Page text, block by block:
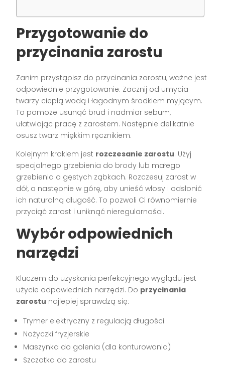
Przygotowanie do
przycinania zarostu
Zanim przystąpisz do przycinania zarostu, ważne jest
odpowiednie przygotowanie. Zacznij od umycia
twarzy ciepłą wodą i łagodnym środkiem myjącym.
To pomoże usunąć brud i nadmiar sebum,
ułatwiając pracę z zarostem. Następnie delikatnie
osusz twarz miękkim ręcznikiem.
Kolejnym krokiem jest rozczesanie zarostu. Użyj
specjalnego grzebienia do brody lub małego
grzebienia o gęstych ząbkach. Rozczesuj zarost w
dół, a następnie w górę, aby unieść włosy i odsłonić
ich naturalną długość. To pozwoli Ci równomiernie
przyciąć zarost i uniknąć nieregularności.
Wybór odpowiednich
narzędzi
Kluczem do uzyskania perfekcyjnego wyglądu jest
użycie odpowiednich narzędzi. Do przycinania
zarostu najlepiej sprawdzą się:
Trymer elektryczny z regulacją długości
Nożyczki fryzjerskie
Maszynka do golenia (dla konturowania)
Szczotka do zarostu